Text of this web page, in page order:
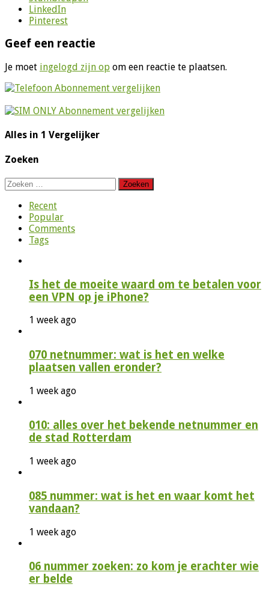
LinkedIn
Pinterest
Geef een reactie
Je moet ingelogd zijn op om een reactie te plaatsen.
Alles in 1 Vergelijker
Zoeken
Zoeken
naar:
Recent
Popular
Comments
Tags
Is het de moeite waard om te betalen voor
een VPN op je iPhone?
1 week ago
070 netnummer: wat is het en welke
plaatsen vallen eronder?
1 week ago
010: alles over het bekende netnummer en
de stad Rotterdam
1 week ago
085 nummer: wat is het en waar komt het
vandaan?
1 week ago
06 nummer zoeken: zo kom je erachter wie
er belde